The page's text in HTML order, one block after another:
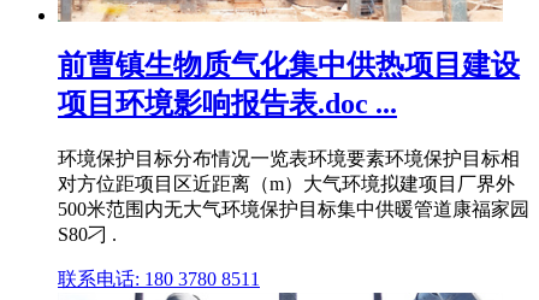
前曹镇生物质气化集中供热项目建设
项目环境影响报告表.doc ...
环境保护目标分布情况一览表环境要素环境保护目标相
对方位距项目区近距离（m）大气环境拟建项目厂界外
500米范围内无大气环境保护目标集中供暖管道康福家园
S80刁 .
联系电话: 180 3780 8511